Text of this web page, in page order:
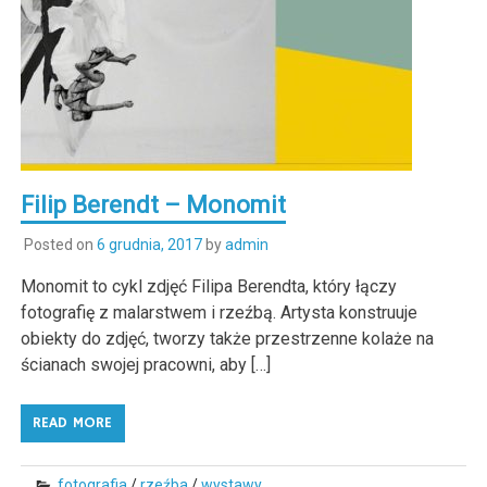
Filip Berendt – Monomit
Posted on 6 grudnia, 2017byadmin
Monomit to cykl zdjęć Filipa Berendta, który łączy
fotografię z malarstwem i rzeźbą. Artysta konstruuje
obiekty do zdjęć, tworzy także przestrzenne kolaże na
ścianach swojej pracowni, aby […]
READ MORE